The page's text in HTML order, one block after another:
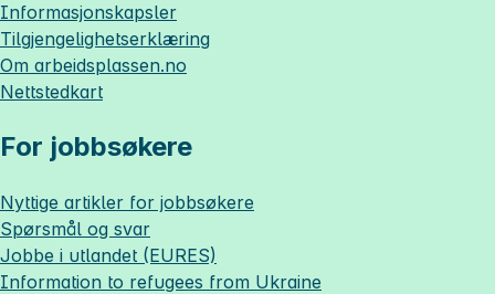
Informasjonskapsler
Tilgjengelighetserklæring
Om arbeidsplassen.no
Nettstedkart
For jobbsøkere
Nyttige artikler for jobbsøkere
Spørsmål og svar
Jobbe i utlandet (EURES)
Information to refugees from Ukraine